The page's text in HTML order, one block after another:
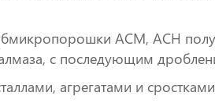
АСМ, АСН
с последующим
агрегатами и